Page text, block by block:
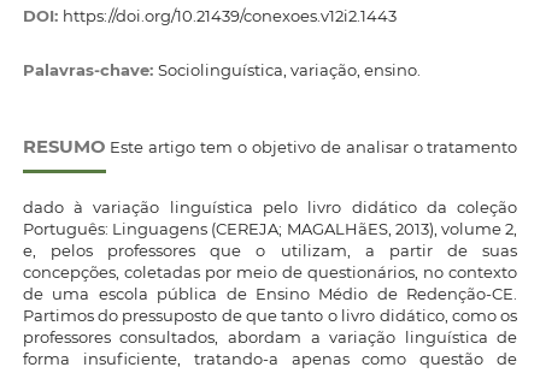
DOI: https://doi.org/10.21439/conexoes.v12i2.1443
Palavras-chave: Sociolinguística, variação, ensino.
RESUMO Este artigo tem o objetivo de analisar o tratamento
dado à variação linguística pelo livro didático da coleção
Português: Linguagens (CEREJA; MAGALHãES, 2013), volume 2,
e, pelos professores que o utilizam, a partir de suas
concepções, coletadas por meio de questionários, no contexto
de uma escola pública de Ensino Médio de Redenção-CE.
Partimos do pressuposto de que tanto o livro didático, como os
professores consultados, abordam a variação linguística de
forma insuficiente, tratando-a apenas como questão de